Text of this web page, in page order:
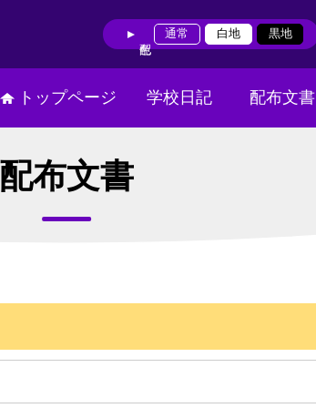
通常 白地 黒地
トップページ 学校日記 配布文書
配布文書